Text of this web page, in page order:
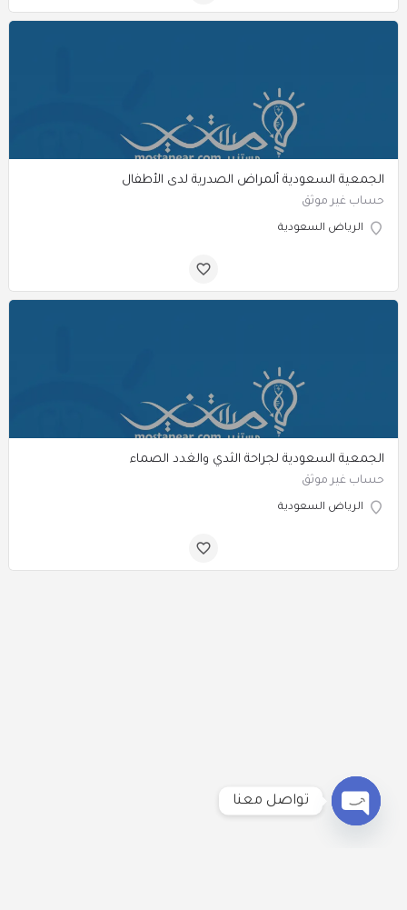
الجمعية السعودية ألمراض الصدرية لدى الأطفال
حساب غير موثق
الرياض السعودية
الجمعية السعودية لجراحة الثدي والغدد الصماء
حساب غير موثق
الرياض السعودية
تواصل معنا